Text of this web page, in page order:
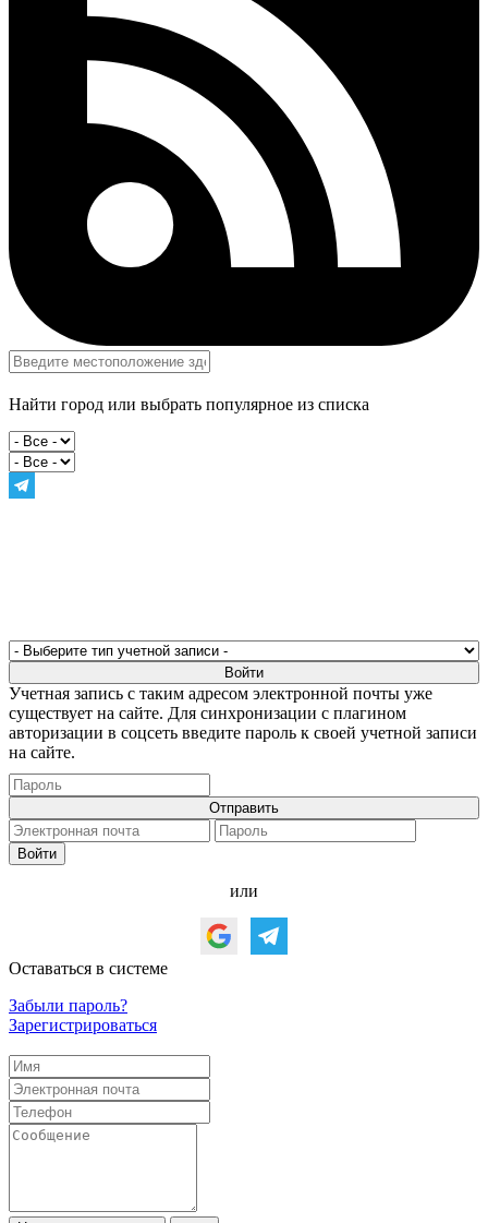
Найти город или выбрать популярное из списка
Учетная запись с таким адресом электронной почты уже
существует на сайте. Для синхронизации с плагином
авторизации в соцсеть введите пароль к своей учетной записи
на сайте.
или
Оставаться в системе
Забыли пароль?
Зарегистрироваться